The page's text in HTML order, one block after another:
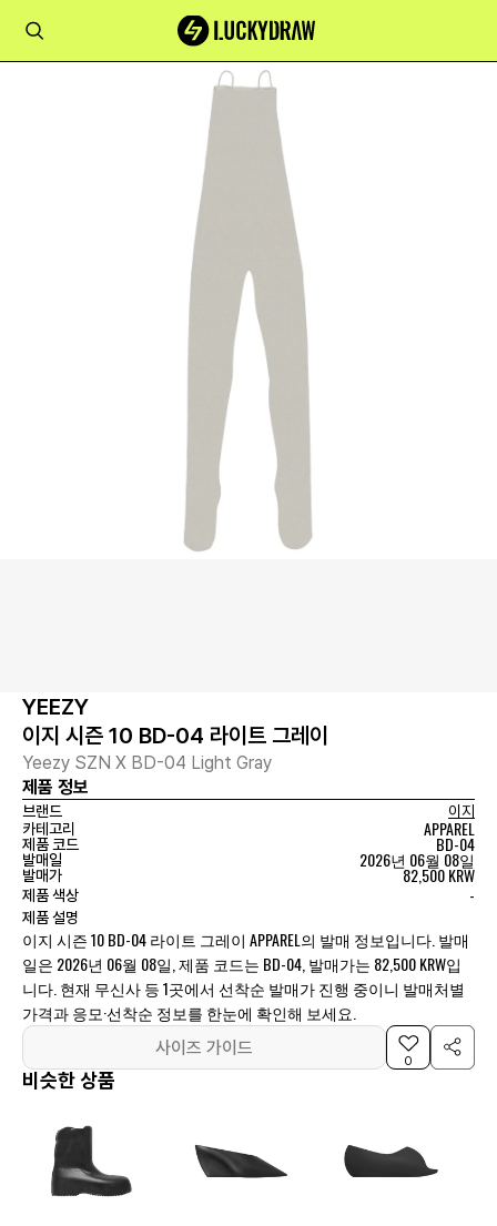
YEEZY
이지 시즌 10 BD-04 라이트 그레이
Yeezy SZN X BD-04 Light Gray
제품 정보
브랜드
이지
카테고리
APPAREL
제품 코드 BD-04
발매일 2026년 06월 08일
발매가 82,500 KRW
제품 색상 -
제품 설명
이지 시즌 10 BD-04 라이트 그레이 APPAREL의 발매 정보입니다. 발매
일은 2026년 06월 08일, 제품 코드는 BD-04, 발매가는 82,500 KRW입
니다. 현재 무신사 등 1곳에서 선착순 발매가 진행 중이니 발매처별
가격과 응모·선착순 정보를 한눈에 확인해 보세요.
사이즈 가이드
0
비슷한 상품